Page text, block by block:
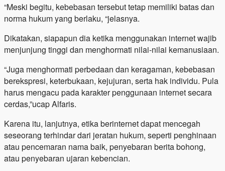
“Meski begitu, kebebasan tersebut tetap memiliki batas dan
norma hukum yang berlaku, “jelasnya.
Dikatakan, siapapun dia ketika menggunakan internet wajib
menjunjung tinggi dan menghormati nilai-nilai kemanusiaan.
“Juga menghormati perbedaan dan keragaman, kebebasan
berekspresi, keterbukaan, kejujuran, serta hak individu. Pula
harus mengacu pada karakter penggunaan internet secara
cerdas,”ucap Alfaris.
Karena itu, lanjutnya, etika berinternet dapat mencegah
seseorang terhindar dari jeratan hukum, seperti penghinaan
atau pencemaran nama baik, penyebaran berita bohong,
atau penyebaran ujaran kebencian.